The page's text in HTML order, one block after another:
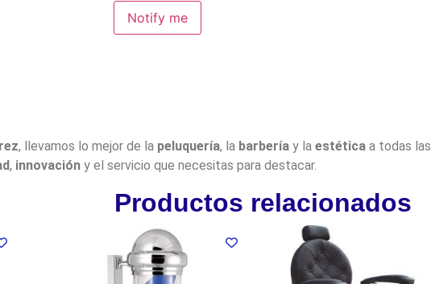
Notify me
, llevamos lo mejor de la peluquería, la barberíay la estéticaa todas las
, innovacióny el servicio que necesitas para destacar.
Productos relacionados